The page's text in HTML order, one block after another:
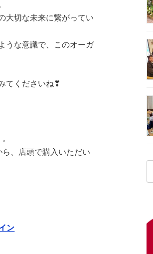
大切な未来に繋がってい
うな意識で、このオーガ
てくださいね❣
、店頭で購入いただい
ン